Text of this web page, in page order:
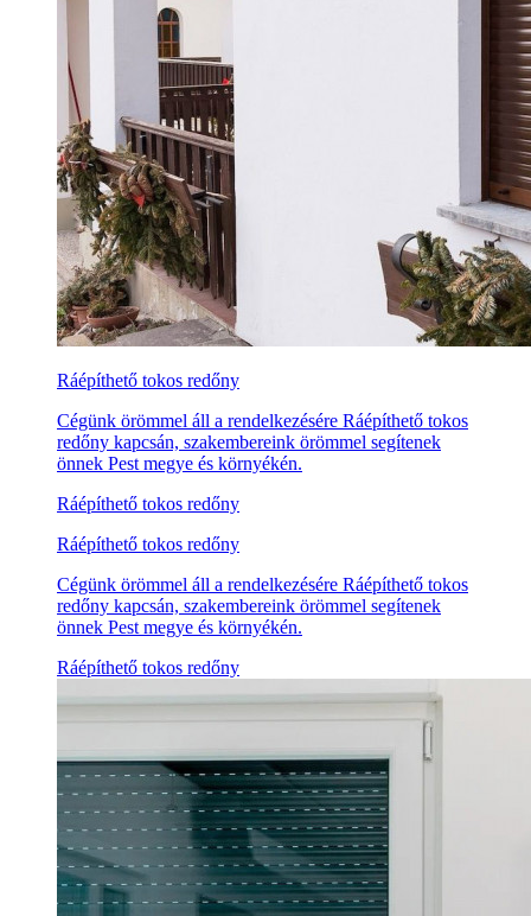
Ráépíthető tokos redőny
Cégünk örömmel áll a rendelkezésére Ráépíthető tokos
redőny kapcsán, szakembereink örömmel segítenek
önnek Pest megye és környékén.
Ráépíthető tokos redőny
Ráépíthető tokos redőny
Cégünk örömmel áll a rendelkezésére Ráépíthető tokos
redőny kapcsán, szakembereink örömmel segítenek
önnek Pest megye és környékén.
Ráépíthető tokos redőny